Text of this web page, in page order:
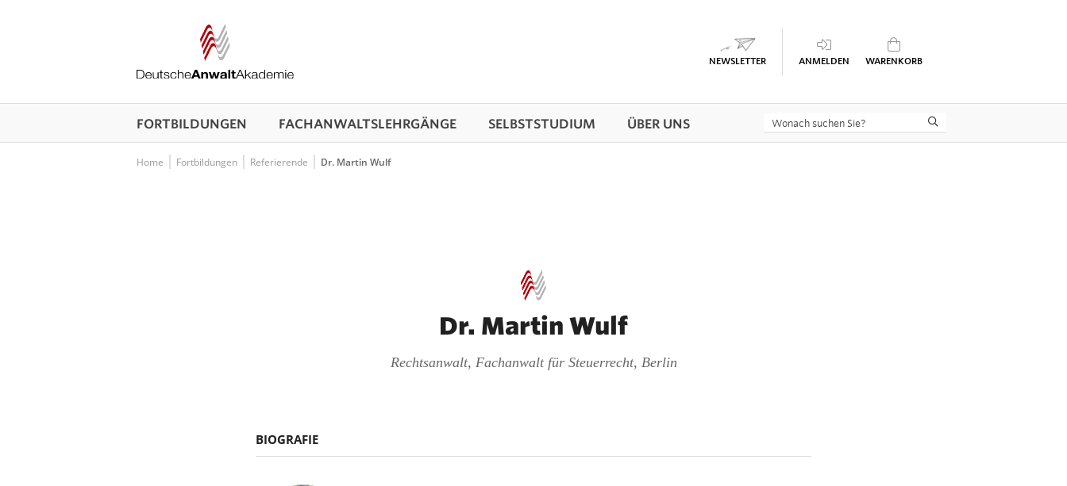
FORTBILDUNGEN FACHANWALTS­LEHRGÄNGE SELBSTSTUDIUM ÜBER UNS
Home Fortbildungen Referierende Dr. Martin Wulf
Dr. Martin Wulf
Rechtsanwalt, Fachanwalt für Steuerrecht, Berlin
BIOGRAFIE